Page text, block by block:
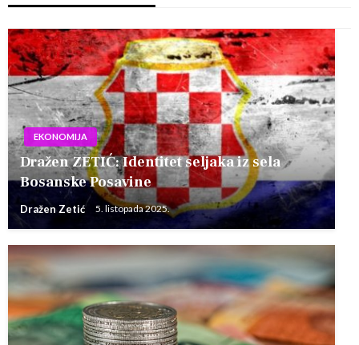
EKONOMIJA
Dražen ZETIĆ: Identitet seljaka iz sela
Bosanske Posavine
Dražen Zetić 5. listopada 2025.